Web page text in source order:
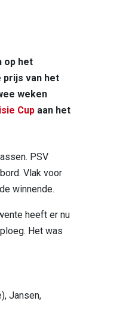
op het
prijs van het
weken
Cup aan het
PSV
Vlak voor
winnende.
heeft er nu
Het was
Jansen,